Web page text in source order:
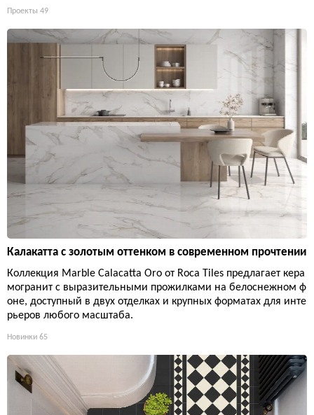
Проекты 49
Калакатта с золотым оттенком в современном прочтении
Коллекция Marble Calacatta Oro от Roca Tiles предлагает кера
могранит с выразительными прожилками на белоснежном ф
оне, доступный в двух отделках и крупных форматах для инте
рьеров любого масштаба.
Новинки 65